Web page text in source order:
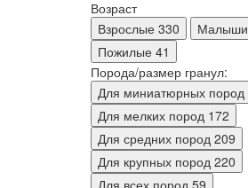
Возраст
Взрослые 330 Малыши
Пожилые 41
Порода/размер гранул:
Для миниатюрных пород
Для мелких пород 172
Для средних пород 209
Для крупных пород 220
Для всех пород 59